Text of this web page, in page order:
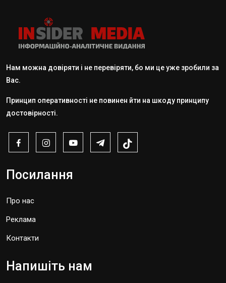
Нам можна довіряти і не перевіряти, бо ми це уже зробили за
Вас.
Принцип оперативності не повинен йти на шкоду принципу
достовірності.
Посилання
Про нас
Реклама
Контакти
Напишіть нам